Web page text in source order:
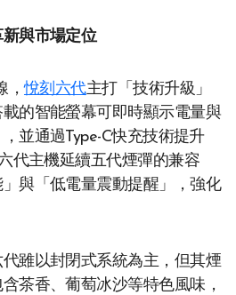
與市場定位
，悅刻六代主打「技術升級」
的智能螢幕可即時顯示電量與
並通過Type-C快充技術提升
代主機延續五代煙彈的兼容
與「低電量震動提醒」，強化
雖以封閉式系統為主，但其煙
茶香、葡萄冰沙等特色風味，